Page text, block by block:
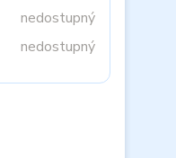
nedostupný
nedostupný